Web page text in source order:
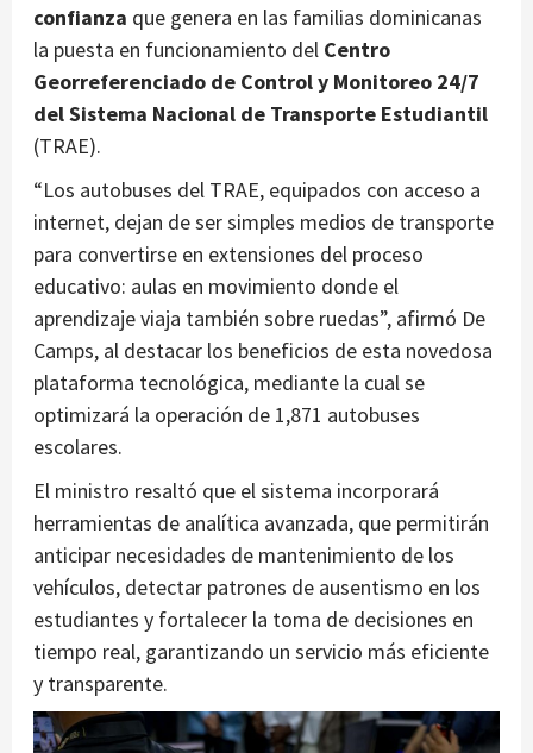
confianza que genera en las familias dominicanas
la puesta en funcionamiento del Centro
Georreferenciado de Control y Monitoreo 24/7
del Sistema Nacional de Transporte Estudiantil
(TRAE).
“Los autobuses del TRAE, equipados con acceso a
internet, dejan de ser simples medios de transporte
para convertirse en extensiones del proceso
educativo: aulas en movimiento donde el
aprendizaje viaja también sobre ruedas”, afirmó De
Camps, al destacar los beneficios de esta novedosa
plataforma tecnológica, mediante la cual se
optimizará la operación de 1,871 autobuses
escolares.
El ministro resaltó que el sistema incorporará
herramientas de analítica avanzada, que permitirán
anticipar necesidades de mantenimiento de los
vehículos, detectar patrones de ausentismo en los
estudiantes y fortalecer la toma de decisiones en
tiempo real, garantizando un servicio más eficiente
y transparente.